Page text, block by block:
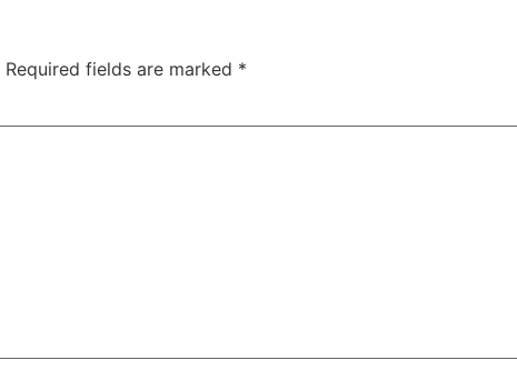
Required fields are marked *